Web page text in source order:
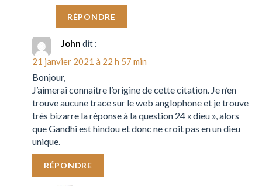
RÉPONDRE
John dit :
21 janvier 2021 à 22 h 57 min
Bonjour,
J’aimerai connaitre l’origine de cette citation. Je n’en
trouve aucune trace sur le web anglophone et je trouve
très bizarre la réponse à la question 24 « dieu », alors
que Gandhi est hindou et donc ne croit pas en un dieu
unique.
RÉPONDRE